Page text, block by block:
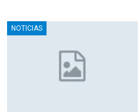
NOTICIAS